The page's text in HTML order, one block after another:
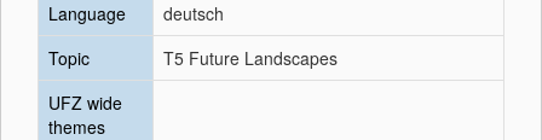
Language
deutsch
Topic
T5 Future Landscapes
UFZ wide
themes